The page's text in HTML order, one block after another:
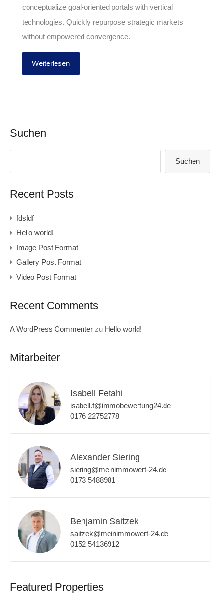
conceptualize goal-oriented portals with vertical
technologies. Quickly repurpose strategic markets
without empowered convergence.
Weiterlesen
Suchen
Suchen
Recent Posts
fdsfdf
Hello world!
Image Post Format
Gallery Post Format
Video Post Format
Recent Comments
A WordPress Commenter zu Hello world!
Mitarbeiter
Isabell Fetahi
isabell.f@immobewertung24.de
0176 22752778
Alexander Siering
siering@meinimmowert-24.de
0173 5488981
Benjamin Saitzek
saitzek@meinimmowert-24.de
0152 54136912
Featured Properties